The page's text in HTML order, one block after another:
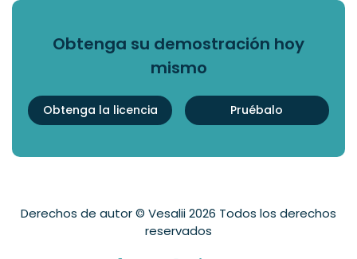
Obtenga su demostración hoy
mismo
Obtenga la licencia Pruébalo
Derechos de autor © Vesalii 2026 Todos los derechos
reservados